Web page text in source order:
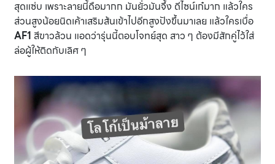
สุดแซ่บ เพราะลายนี้ดือมากก มันยั่วมันจึ้ง ดีไซน์เก๋มาก แล้วใคร
ส่วนสูงน้อยนิดเค้าเสริมส้นเข้าไปอีกสูงปังขึ้นมาเลย แล้วใครเบื่อ
AF1 สีขาวล้วน แอดว่ารุ่นนี้ตอบโจทย์สุด สาว ๆ ต้องมีสักคู่ไว้ใส่
ล่อผู้ให้ติดกับเลิศ ๆ